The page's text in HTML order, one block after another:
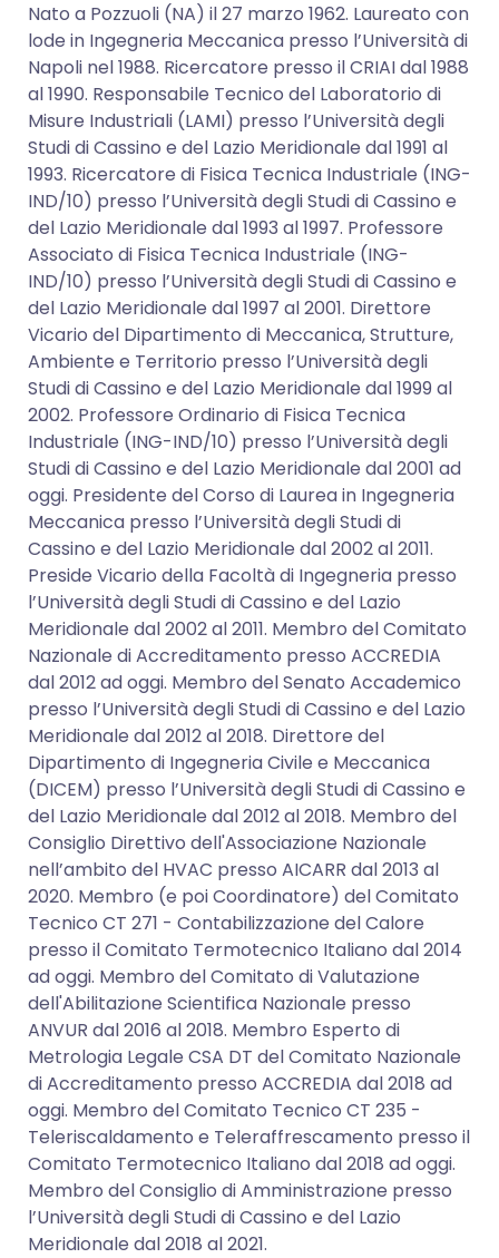
Nato a Pozzuoli (NA) il 27 marzo 1962. Laureato con
lode in Ingegneria Meccanica presso l’Università di
Napoli nel 1988. Ricercatore presso il CRIAI dal 1988
al 1990. Responsabile Tecnico del Laboratorio di
Misure Industriali (LAMI) presso l’Università degli
Studi di Cassino e del Lazio Meridionale dal 1991 al
1993. Ricercatore di Fisica Tecnica Industriale (ING-
IND/10) presso l’Università degli Studi di Cassino e
del Lazio Meridionale dal 1993 al 1997. Professore
Associato di Fisica Tecnica Industriale (ING-
IND/10) presso l’Università degli Studi di Cassino e
del Lazio Meridionale dal 1997 al 2001. Direttore
Vicario del Dipartimento di Meccanica, Strutture,
Ambiente e Territorio presso l’Università degli
Studi di Cassino e del Lazio Meridionale dal 1999 al
2002. Professore Ordinario di Fisica Tecnica
Industriale (ING-IND/10) presso l’Università degli
Studi di Cassino e del Lazio Meridionale dal 2001 ad
oggi. Presidente del Corso di Laurea in Ingegneria
Meccanica presso l’Università degli Studi di
Cassino e del Lazio Meridionale dal 2002 al 2011.
Preside Vicario della Facoltà di Ingegneria presso
l’Università degli Studi di Cassino e del Lazio
Meridionale dal 2002 al 2011. Membro del Comitato
Nazionale di Accreditamento presso ACCREDIA
dal 2012 ad oggi. Membro del Senato Accademico
presso l’Università degli Studi di Cassino e del Lazio
Meridionale dal 2012 al 2018. Direttore del
Dipartimento di Ingegneria Civile e Meccanica
(DICEM) presso l’Università degli Studi di Cassino e
del Lazio Meridionale dal 2012 al 2018. Membro del
Consiglio Direttivo dell'Associazione Nazionale
nell’ambito del HVAC presso AICARR dal 2013 al
2020. Membro (e poi Coordinatore) del Comitato
Tecnico CT 271 - Contabilizzazione del Calore
presso il Comitato Termotecnico Italiano dal 2014
ad oggi. Membro del Comitato di Valutazione
dell'Abilitazione Scientifica Nazionale presso
ANVUR dal 2016 al 2018. Membro Esperto di
Metrologia Legale CSA DT del Comitato Nazionale
di Accreditamento presso ACCREDIA dal 2018 ad
oggi. Membro del Comitato Tecnico CT 235 -
Teleriscaldamento e Teleraffrescamento presso il
Comitato Termotecnico Italiano dal 2018 ad oggi.
Membro del Consiglio di Amministrazione presso
l’Università degli Studi di Cassino e del Lazio
Meridionale dal 2018 al 2021.